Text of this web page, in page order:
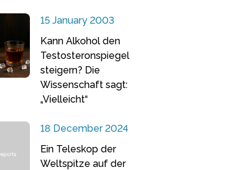
15 January 2003
Kann Alkohol den
Testosteronspiegel
steigern? Die
Wissenschaft sagt:
„Vielleicht“
18 December 2024
Ein Teleskop der
Weltspitze auf der